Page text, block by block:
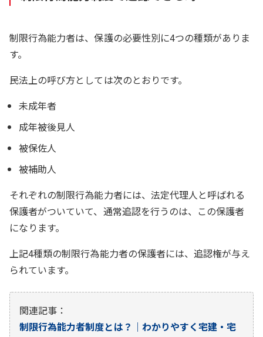
制限行為能力者は、保護の必要性別に4つの種類がありま
す。
民法上の呼び方としては次のとおりです。
未成年者
成年被後見人
被保佐人
被補助人
それぞれの制限行為能力者には、法定代理人と呼ばれる
保護者がついていて、通常追認を行うのは、この保護者
になります。
上記4種類の制限行為能力者の保護者には、追認権が与え
られています。
関連記事：
制限行為能力者制度とは？｜わかりやすく宅建・宅